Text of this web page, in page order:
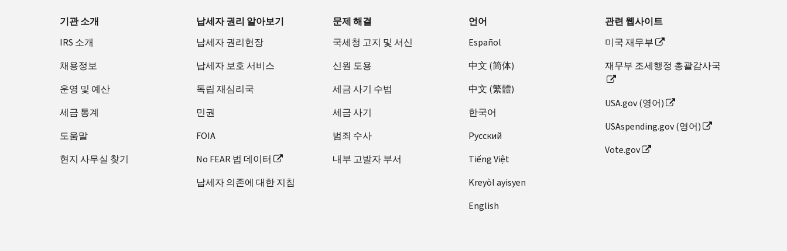
기관 소개
IRS 소개
채용정보
운영 및 예산
세금 통계
도움말
현지 사무실 찾기
납세자 권리 알아보기
납세자 권리헌장
납세자 보호 서비스
독립 재심리국
민권
FOIA
No FEAR 법 데이터
납세자 의존에 대한 지침
문제 해결
국세청 고지 및 서신
신원 도용
세금 사기 수법
세금 사기
범죄 수사
내부 고발자 부서
언어
Español
中文 (简体)
中文 (繁體)
한국어
Pусский
Tiếng Việt
Kreyòl ayisyen
English
관련 웹사이트
미국 재무부
재무부 조세행정 총괄감사국
USA.gov (영어)
USAspending.gov (영어)
Vote.gov